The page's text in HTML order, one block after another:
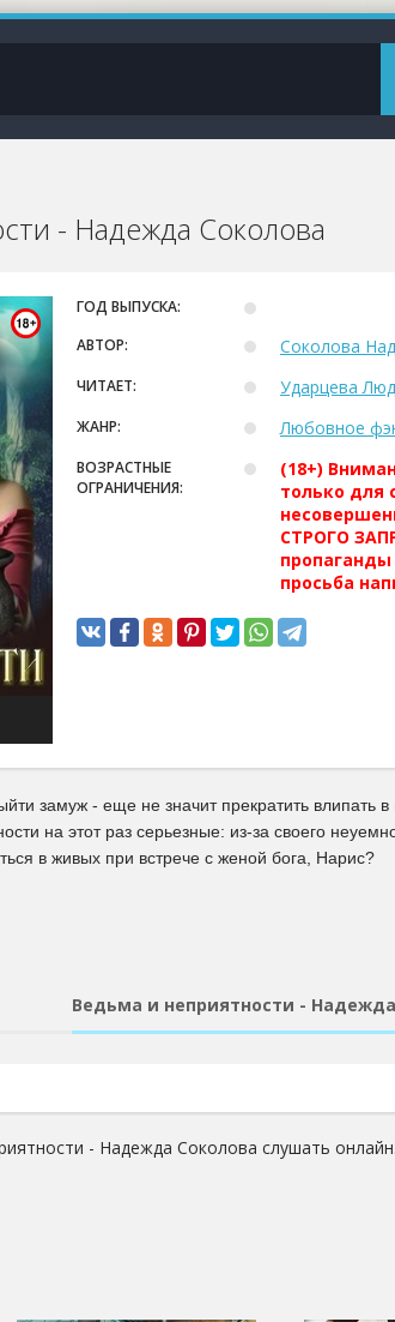
- Надежда Соколова
ГОД ВЫПУСКА:
АВТОР:
Соколова
ЧИТАЕТ: Ударцева
ЖАНР: Любовное
ВОЗРАСТНЫЕ
ОГРАНИЧЕНИЯ:
(18+)
только для
СТРОГО
просьба
замуж - еще не значит прекратить влипать
на этот раз серьезные: из-за своего
в живых при встрече с женой бога, Нарис?
Ведьма и неприятности -
- Надежда Соколова слушать